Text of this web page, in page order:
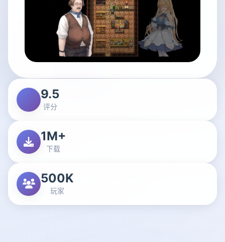
9.5
评分
1M+
下载
500K
玩家